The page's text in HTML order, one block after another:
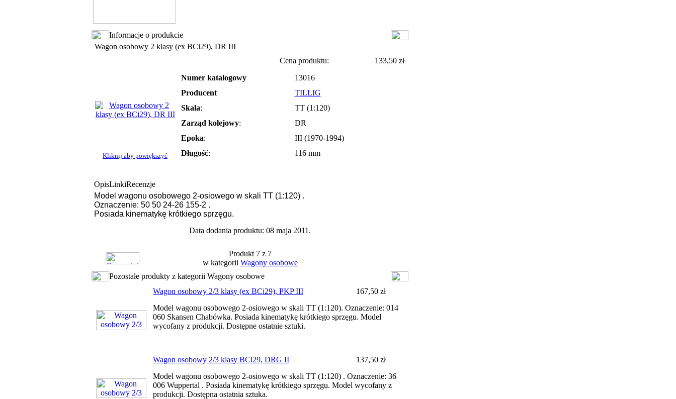
Informacje o produkcie
Wagon osobowy 2 klasy (ex BCi29), DR III
Cena produktu:
133,50 zł
Kliknij aby powiększyć
Numer katalogowy
13016
Producent
TILLIG
Skala:
TT (1:120)
Zarząd kolejowy:
DR
Epoka:
III (1970-1994)
Długość: 116 mm
OpisLinkiRecenzje
Model wagonu osobowego 2-osiowego w skali TT (1:120) .
Oznaczenie: 50 50 24-26 155-2 .
Posiada kinematykę krótkiego sprzęgu.
Data dodania produktu: 08 maja 2011.
Produkt 7 z 7
w kategorii Wagony osobowe
Pozostałe produkty z kategorii Wagony osobowe
Wagon osobowy 2/3 klasy (ex BCi29), PKP III
167,50 zł
Model wagonu osobowego 2-osiowego w skali TT (1:120). Oznaczenie: 014
060 Skansen Chabówka. Posiada kinematykę krótkiego sprzęgu. Model
wycofany z produkcji. Dostępne ostatnie sztuki.
Wagon osobowy 2/3 klasy BCi29, DRG II
137,50 zł
Model wagonu osobowego 2-osiowego w skali TT (1:120) . Oznaczenie: 36
006 Wuppertal . Posiada kinematykę krótkiego sprzęgu. Model wycofany z
produkcji. Dostępna ostatnia sztuka.